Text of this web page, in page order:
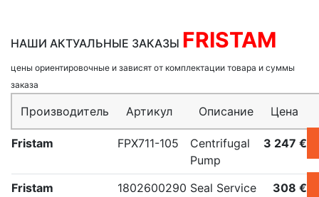
НАШИ АКТУАЛЬНЫЕ ЗАКАЗЫ FRISTAM
цены ориентировочные и зависят от комплектации товара и суммы
заказа
Производитель Артикул Описание Цена
Fristam FPX711-105
Centrifugal
Pump
3 247 €
Fristam 1802600290 Seal Service
308 €